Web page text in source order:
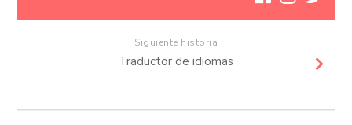
Siguiente historia
Traductor de idiomas